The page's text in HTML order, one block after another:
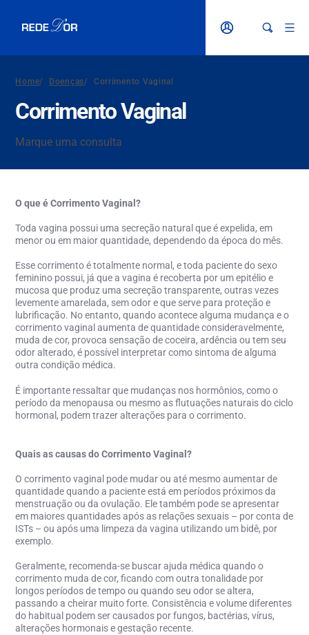
Home/ Doenças/ Corrimento Vaginal
Corrimento Vaginal
Marque uma consulta
O que é Corrimento Vaginal?
Toda vagina possui uma secreção natural que é expelida, em
menor ou em maior quantidade, dependendo da época do mês.
Esse corrimento é totalmente normal, e toda paciente do sexo
feminino possui, já que a vagina é recoberta por um epitélio e
mucosa que produz uma secreção transparente, outras vezes
levemente amarelada, sem odor e que serve para proteção e
lubrificação. No entanto, quando acontece alguma mudança e o
corrimento vaginal aumenta de quantidade consideravelmente,
muda de cor, provoca sensação de coceira, ardênciaou tem seu
odor alterado, é possível interpretar como sintoma de alguma
outra condição médica.
É importante ressaltar que mudanças nos hormônios, como o
período da menopausa ou mesmo as flutuações naturais do ciclo
hormonal, podem trazer alterações para o corrimento.
Quais as causas do Corrimento Vaginal?
O corrimento vaginal pode mudar ou até mesmo aumentar de
quantidade quando a paciente está em períodos próximos da
menstruação ou da ovulação. Ele também pode se apresentar
em maiores quantidades após as relações sexuais – por conta de
ISTs – ou após uma limpeza da vagina utilizando um bidê, por
exemplo.
Geralmente, recomenda-se buscar ajuda médica quando o
corrimento muda de cor, ficando com outra tonalidade por
longos períodos de tempo ou quando seu odor se altera,
passando a cheirar muito forte. Consistência e volume diferentes
do habitual podem ser causados por fungos, bactérias, vírus,
alterações hormonais e gestação recente.